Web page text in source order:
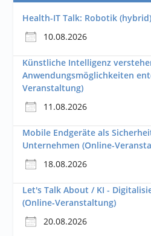
Health-IT Talk: Robotik (hybrid)
10.08.2026
Künstliche Intelligenz
Anwendungsmöglichkeiten
Veranstaltung)
11.08.2026
Mobile Endgeräte als
Unternehmen (Online-
18.08.2026
Let's Talk About / KI -
(Online-Veranstaltung)
20.08.2026